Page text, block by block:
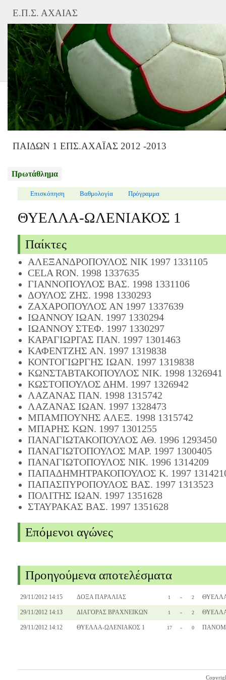
Ε.Π.Σ. ΑΧΑΙΑΣ
ΠΑΙΔΩΝ 1 ΕΠΣ.ΑΧΑΪΑΣ 2012 -2013
Πρωτάθλημα
Επισκόπηση Βαθμολογία Πρόγραμμα
ΘΥΕΛΛΑ-ΩΛΕΝΙΑΚΟΣ 1
Παίκτες
ΑΛΕΞΑΝΔΡΟΠΟΥΛΟΣ ΝΙΚ 1997 1331105
CELA RON. 1998 1337635
ΓΙΑΝΝΟΠΟΥΛΟΣ ΒΑΣ. 1998 1331106
ΔΟΥΛΟΣ ΖΗΣ. 1998 1330293
ΖΑΧΑΡΟΠΟΥΛΟΣ ΑΝ 1997 1337639
ΙΩΑΝΝΟΥ ΙΩΑΝ. 1997 1330294
ΙΩΑΝΝΟΥ ΣΤΕΦ. 1997 1330297
ΚΑΡΑΓΙΩΡΓΑΣ ΠΑΝ. 1997 1301463
ΚΑΦΕΝΤΖΗΣ ΑΝ. 1997 1319838
ΚΟΝΤΟΓΙΩΡΓΗΣ ΙΩΑΝ. 1997 1319838
ΚΩΝΣΤΑΒΤΑΚΟΠΟΥΛΟΣ ΝΙΚ. 1998 1326941
ΚΩΣΤΟΠΟΥΛΟΣ ΔΗΜ. 1997 1326942
ΛΑΖΑΝΑΣ ΠΑΝ. 1998 1315742
ΛΑΖΑΝΑΣ ΙΩΑΝ. 1997 1328473
ΜΠΑΜΠΟΥΝΗΣ ΑΛΕΞ. 1998 1315742
ΜΠΑΡΗΣ ΚΩΝ. 1997 1301255
ΠΑΝΑΓΙΩΤΑΚΟΠΟΥΛΟΣ ΑΘ. 1996 1293450
ΠΑΝΑΓΙΩΤΟΠΟΥΛΟΣ ΜΑΡ. 1997 1300405
ΠΑΝΑΓΙΩΤΟΠΟΥΛΟΣ ΝΙΚ. 1996 1314209
ΠΑΠΑΔΗΜΗΤΡΑΚΟΠΟΥΛΟΣ Κ. 1997
ΠΑΠΑΣΠΥΡΟΠΟΥΛΟΣ ΒΑΣ. 1997 1313523
ΠΟΛΙΤΗΣ ΙΩΑΝ. 1997 1351628
ΣΤΑΥΡΑΚΑΣ ΒΑΣ. 1997 1351628
Επόμενοι αγώνες
Προηγούμενα αποτελέσματα
29/11/2012 14:15 ΔΟΞΑ ΠΑΡΑΛΙΑΣ 1 - 2
29/11/2012 14:13 ΔΙΑΓΟΡΑΣ ΒΡΑΧΝΕΙΚΩΝ 1 - 2
29/11/2012 14:12 ΘΥΕΛΛΑ-ΩΛΕΝΙΑΚΟΣ 1 17 - 0